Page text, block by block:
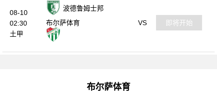
08-10
02:30
土甲
波德鲁姆士邦
VS
布尔萨体育 即将开始
布尔萨体育